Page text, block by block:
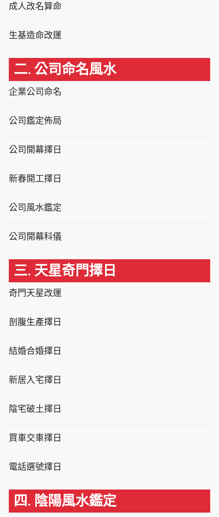
成人改名算命
生基造命改運
二. 公司命名風水
企業公司命名
公司鑑定佈局
公司開幕擇日
新春開工擇日
公司風水鑑定
公司開幕科儀
三. 天星奇門擇日
奇門天星改運
剖腹生產擇日
結婚合婚擇日
新居入宅擇日
陰宅破土擇日
買車交車擇日
電話選號擇日
四. 陰陽風水鑑定